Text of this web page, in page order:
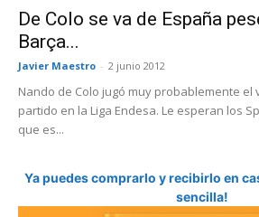
De Colo se va de España
Barça...
Javier Maestro - 2 junio 2012
Nando de Colo jugó muy probablemente el
partido en la Liga Endesa. Le esperan los
que es...
Ya puedes comprarlo y recibirlo en
sencilla!